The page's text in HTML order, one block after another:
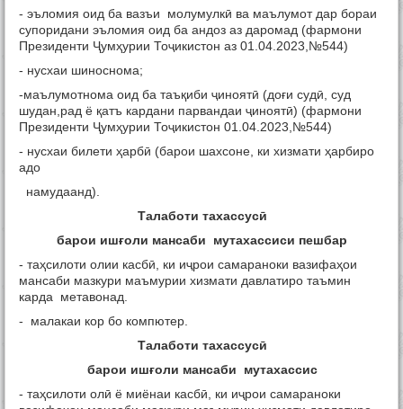
- эъломия оид ба вазъи молумулкӣ ва маълумот дар бораи
супоридани эъломия оид ба андоз аз даромад (фармони
Президенти Ҷумҳурии Тоҷикистон аз 01.04.2023,№544)
- нусхаи шиноснома;
-маълумотнома оид ба таъқиби ҷиноятӣ (доғи судӣ, суд
шудан,рад ё қатъ кардани парвандаи ҷиноятӣ) (фармони
Президенти Ҷумҳурии Тоҷикистон 01.04.2023,№544)
- нусхаи билети ҳарбӣ (барои шахсоне, ки хизмати ҳарбиро
адо
намудаанд).
Талаботи тахассусӣ
барои ишғоли мансаби мутахассиси пешбар
- таҳсилоти олии касбӣ, ки иҷрои самараноки вазифаҳои
мансаби мазкури маъмурии хизмати давлатиро таъмин
карда метавонад.
- малакаи кор бо компютер.
Талаботи тахассусӣ
барои ишғоли мансаби мутахассис
- таҳсилоти олӣ ё миёнаи касбӣ, ки иҷрои самараноки